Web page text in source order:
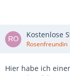
Kostenlose
Rosenfreundin
Hier habe ich